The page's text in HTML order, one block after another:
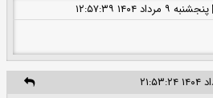
پنجشنبه ۹ مرداد ۱۴۰۴ ۱۲:۵۷:۳۹